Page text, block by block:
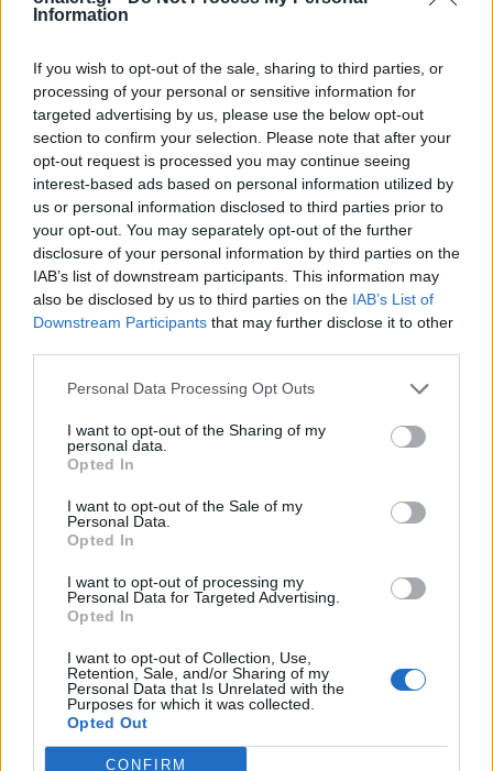
Information
If you wish to opt-out of the sale, sharing to third parties, or
processing of your personal or sensitive information for
targeted advertising by us, please use the below opt-out
section to confirm your selection. Please note that after your
opt-out request is processed you may continue seeing
interest-based ads based on personal information utilized by
us or personal information disclosed to third parties prior to
your opt-out. You may separately opt-out of the further
disclosure of your personal information by third parties on the
IAB’s list of downstream participants. This information may
also be disclosed by us to third parties on the IAB’s List of
Downstream Participants that may further disclose it to other
Personal Data Processing Opt Outs
I want to opt-out of the Sharing of my
personal data.
Opted In
I want to opt-out of the Sale of my
Personal Data.
Opted In
I want to opt-out of processing my
Personal Data for Targeted Advertising.
Opted In
I want to opt-out of Collection, Use,
Retention, Sale, and/or Sharing of my
Personal Data that Is Unrelated with the
Purposes for which it was collected.
Opted Out
CONFIRM
ΣΧΕΤΙΚΑ ΑΡΘΡΑ
ΚΟΣΜΟΣ
ανάπτυξης συστημάτων για την
ασφάλεια και την προστασία από
Αφορμή στάθηκαν τα δύο περιστατικά με drones
που εντοπίστηκαν κοντά σε ένα αεροσκάφος της
DHL και σε ένα ουκρανικό An-24 στη Λειψία